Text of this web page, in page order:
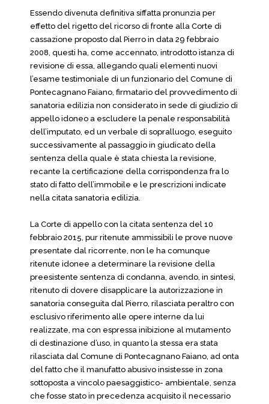
Essendo divenuta definitiva siffatta pronunzia per
effetto del rigetto del ricorso di fronte alla Corte di
cassazione proposto dal Pierro in data 29 febbraio
2008, questi ha, come accennato, introdotto istanza di
revisione di essa, allegando quali elementi nuovi
l’esame testimoniale di un funzionario del Comune di
Pontecagnano Faiano, firmatario del provvedimento di
sanatoria edilizia non considerato in sede di giudizio di
appello idoneo a escludere la penale responsabilità
dell’imputato, ed un verbale di sopralluogo, eseguito
successivamente al passaggio in giudicato della
sentenza della quale è stata chiesta la revisione,
recante la certificazione della corrispondenza fra lo
stato di fatto dell’immobile e le prescrizioni indicate
nella citata sanatoria edilizia.
La Corte di appello con la citata sentenza del 10
febbraio 2015, pur ritenute ammissibili le prove nuove
presentate dal ricorrente, non le ha comunque
ritenute idonee a determinare la revisione della
preesistente sentenza di condanna, avendo, in sintesi,
ritenuto di dovere disapplicare la autorizzazione in
sanatoria conseguita dal Pierro, rilasciata peraltro con
esclusivo riferimento alle opere interne da lui
realizzate, ma con espressa inibizione al mutamento
di destinazione d’uso, in quanto la stessa era stata
rilasciata dal Comune di Pontecagnano Faiano, ad onta
del fatto che il manufatto abusivo insistesse in zona
sottoposta a vincolo paesaggistico- ambientale, senza
che fosse stato in precedenza acquisito il necessario